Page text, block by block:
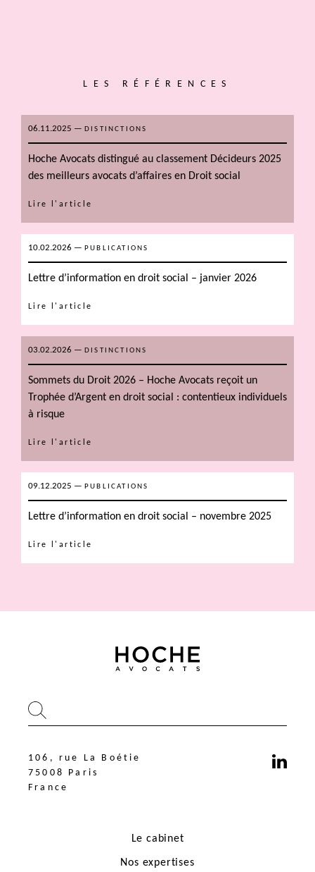
LES RÉFÉRENCES
06.11.2025 — DISTINCTIONS
Hoche Avocats distingué au classement Décideurs 2025
des meilleurs avocats d’affaires en Droit social
Lire l'article
10.02.2026 — PUBLICATIONS
Lettre d’information en droit social – janvier 2026
Lire l'article
03.02.2026 — DISTINCTIONS
Sommets du Droit 2026 – Hoche Avocats reçoit un
Trophée d’Argent en droit social : contentieux individuels
à risque
Lire l'article
09.12.2025 — PUBLICATIONS
Lettre d’information en droit social – novembre 2025
Lire l'article
106, rue La Boétie
75008 Paris
France
Le cabinet
Nos expertises